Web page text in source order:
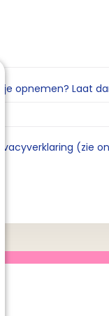
opnemen? Laat
(zie